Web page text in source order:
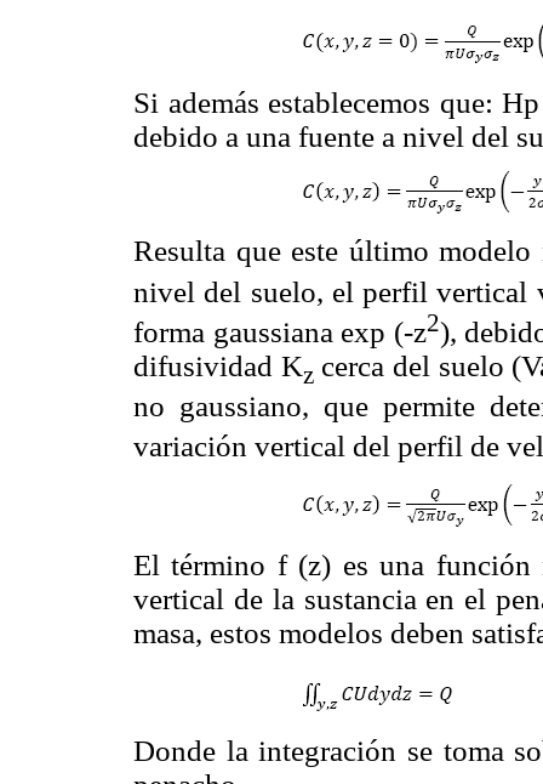
Si además establecemos que:
debido a una fuente a nivel del
Resulta que este último
nivel del suelo, el perfil vertical
forma gaussiana exp (-z2),
difusividad Kz cerca del suelo
no gaussiano, que permite
variación vertical del perfil de
El término f (z) es una función
vertical de la sustancia en el
masa, estos modelos deben
Donde la integración se toma